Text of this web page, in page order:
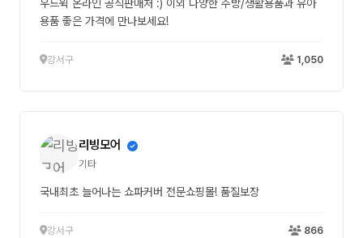
우드윅 온라인 공식판매처 :) 이외 다양한 주방/생활용품과 유아
용품 좋은 가격에 만나보세요!
강서구 1,050
리빙모어
기타
국내최초 늘어나는 쇼파커버 전문쇼핑몰! 품질보장
강서구 866